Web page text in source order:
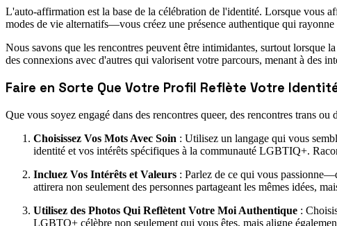
L'auto-affirmation est la base de la célébration de l'identité. Lorsque vous
modes de vie alternatifs—vous créez une présence authentique qui
Nous savons que les rencontres peuvent être intimidantes, surtout lorsque
des connexions avec d'autres qui valorisent votre parcours, menant à des
Faire en Sorte Que Votre Profil Reflète Votre
Que vous soyez engagé dans des rencontres queer, des rencontres trans
Choisissez Vos Mots Avec Soin : Utilisez un langage qui vous
identité et vos intérêts spécifiques à la communauté LGBTIQ+.
Incluez Vos Intérêts et Valeurs : Parlez de ce qui vous
attirera non seulement des personnes partageant les mêmes idées,
Utilisez des Photos Qui Reflètent Votre Moi Authentique :
LGBTQ+ célèbre non seulement qui vous êtes, mais aligne